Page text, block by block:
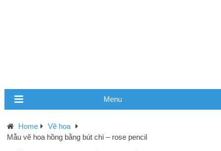
Menu
Home
Vẽ hoa
Mẫu vẽ hoa hồng bằng bút chì – rose pencil